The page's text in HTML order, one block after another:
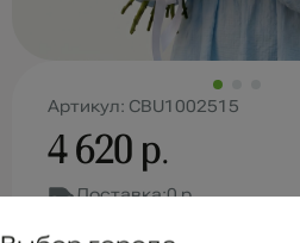
Артикул: CBU1002515
4 620 р.
Доставка:0 р.